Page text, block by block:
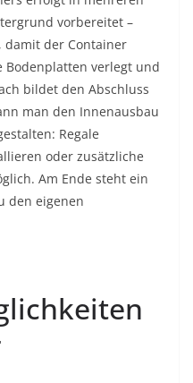
vorbereitet –
damit der Container
verlegt und
bildet den Abschluss
man den Innenausbau
Regale
oder zusätzliche
Am Ende steht ein
den eigenen